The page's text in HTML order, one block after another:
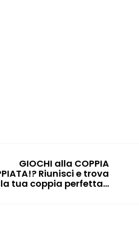
GIOCHI alla COPPIA
Riunisci e trova
la tua coppia perfetta…